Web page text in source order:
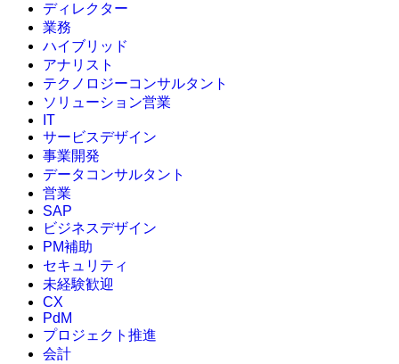
ディレクター
業務
ハイブリッド
アナリスト
テクノロジーコンサルタント
ソリューション営業
IT
サービスデザイン
事業開発
データコンサルタント
営業
SAP
ビジネスデザイン
PM補助
セキュリティ
未経験歓迎
CX
PdM
プロジェクト推進
会計